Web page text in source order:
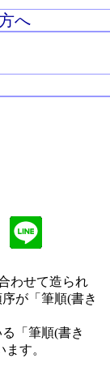
へ
わせて造られ
が「筆順(書き
「筆順(書き
す。